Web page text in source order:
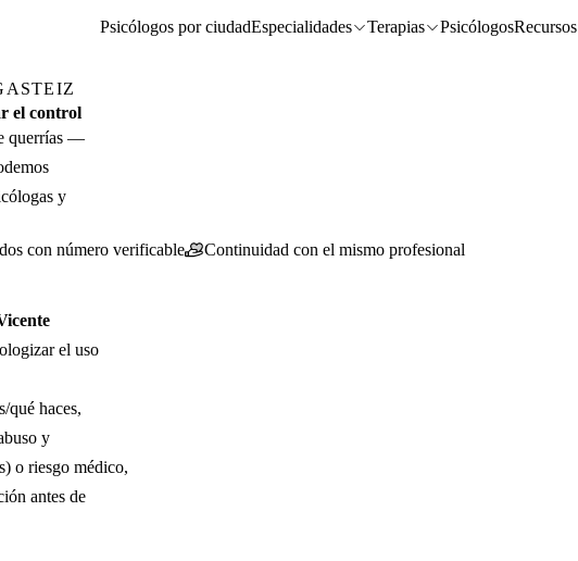
Psicólogos por ciudadEspecialidades Terapias PsicólogosRecursos
el control
querrías —
y
con número verificable
Continuidad con el mismo profesional
el uso
qué haces,
y
o riesgo médico,
antes de